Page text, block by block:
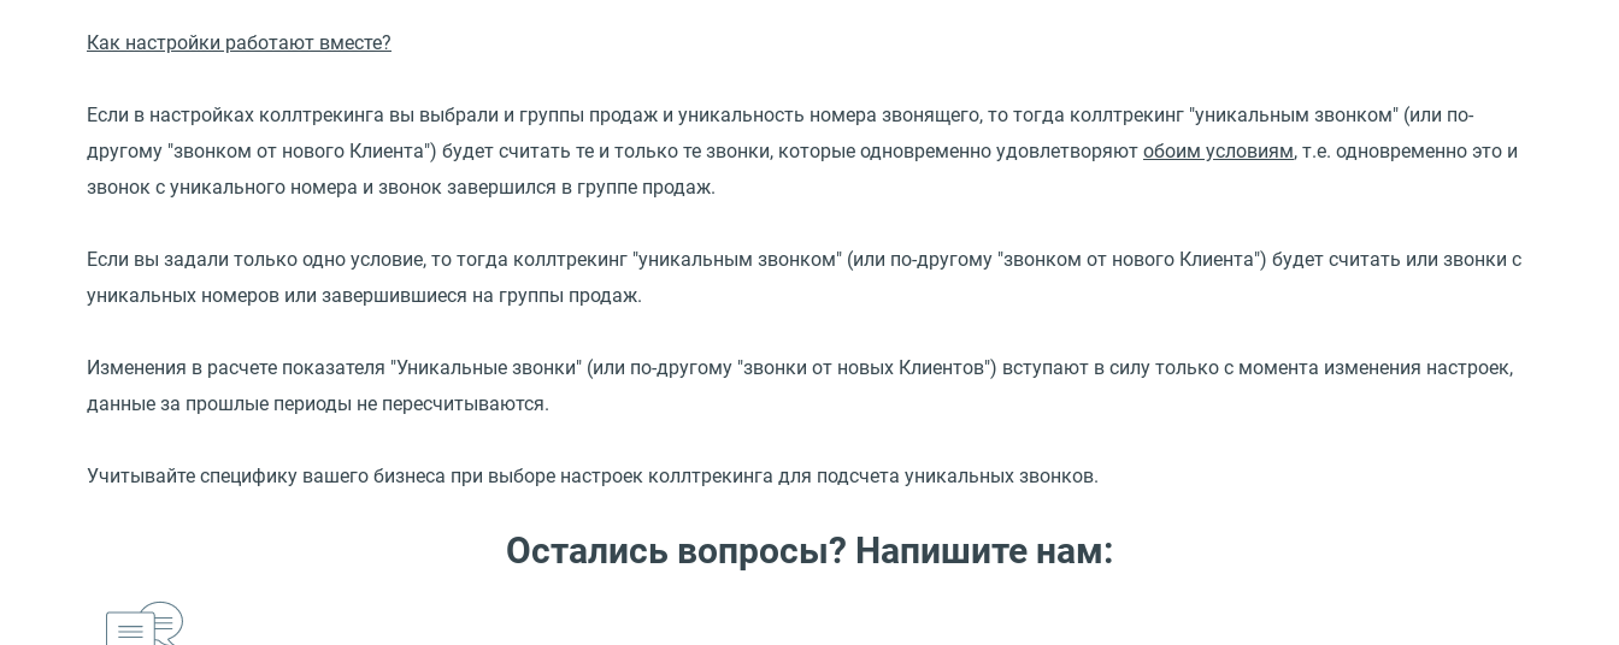
Как настройки работают вместе?
Если в настройках коллтрекинга вы выбрали и группы продаж и уникальность номера звонящего, то тогда коллтрекинг "уникальным звонком" (или по-
другому "звонком от нового Клиента") будет считать те и только те звонки, которые одновременно удовлетворяют обоим условиям, т.е. одновременно это и
звонок с уникального номера и звонок завершился в группе продаж.
Если вы задали только одно условие, то тогда коллтрекинг "уникальным звонком" (или по-другому "звонком от нового Клиента") будет считать или звонки с
уникальных номеров или завершившиеся на группы продаж.
Изменения в расчете показателя "Уникальные звонки" (или по-другому "звонки от новых Клиентов") вступают в силу только с момента изменения настроек,
данные за прошлые периоды не пересчитываются.
Учитывайте специфику вашего бизнеса при выборе настроек коллтрекинга для подсчета уникальных звонков.
Остались вопросы? Напишите нам: